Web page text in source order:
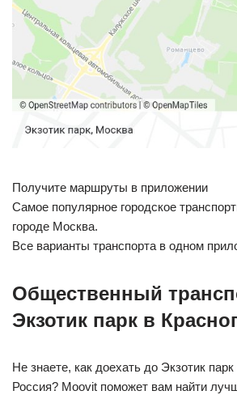
Получите маршруты в приложении
Самое популярное городское
городе Москва.
Все варианты транспорта в одном
Общественный
Экзотик парк в
Не знаете, как доехать до Экзотик
Россия? Moovit поможет вам найти